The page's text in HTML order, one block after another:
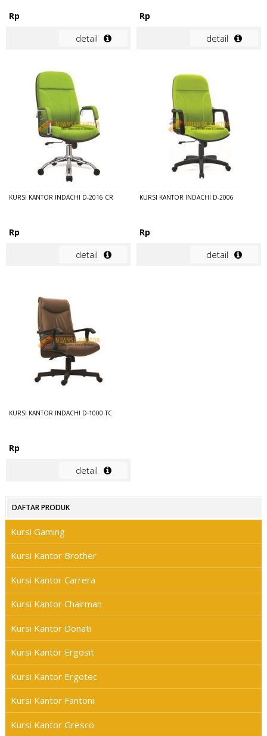
Rp
detail
Rp
detail
KURSI KANTOR INDACHI D-2016 CR
Rp
detail
KURSI KANTOR INDACHI D-2006
Rp
detail
KURSI KANTOR INDACHI D-1000 TC
Rp
detail
DAFTAR PRODUK
Kursi Gaming
Kursi Kantor Brother
Kursi Kantor Carrera
Kursi Kantor Chairman
Kursi Kantor Donati
Kursi Kantor Ergosit
Kursi Kantor Ergotec
Kursi Kantor Fantoni
Kursi Kantor Gresco